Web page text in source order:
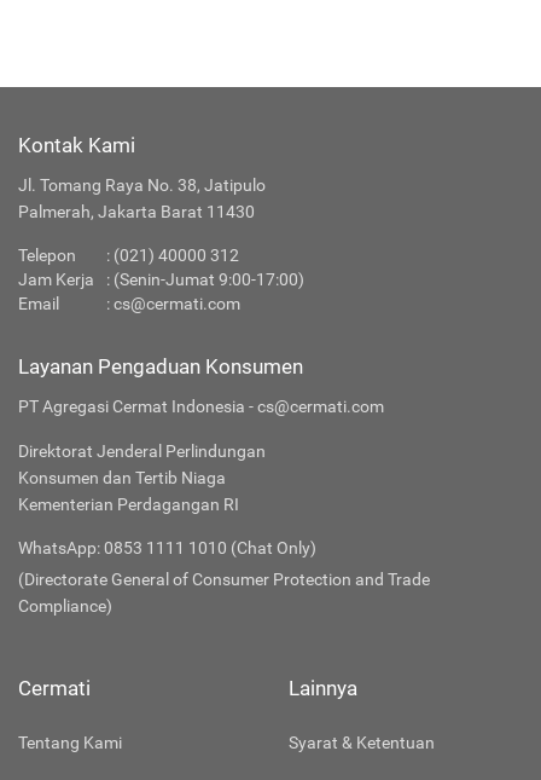
Kontak Kami
Jl. Tomang Raya No. 38, Jatipulo
Palmerah, Jakarta Barat 11430
Telepon : (021) 40000 312
Jam Kerja
: (Senin-Jumat 9:00-17:00)
Email
:cs@cermati.com
Layanan Pengaduan Konsumen
PT Agregasi Cermat Indonesia - cs@cermati.com
Direktorat Jenderal Perlindungan
Konsumen dan Tertib Niaga
Kementerian Perdagangan RI
WhatsApp: 0853 1111 1010 (Chat Only)
(Directorate General of Consumer Protection and Trade
Compliance)
Cermati
Tentang Kami
Lainnya
Syarat & Ketentuan